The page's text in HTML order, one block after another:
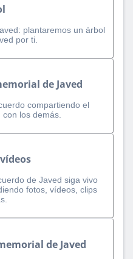
plantaremos un árbol
por ti.
de Javed
compartiendo el
los demás.
de Javed siga vivo
fotos, vídeos, clips
de Javed